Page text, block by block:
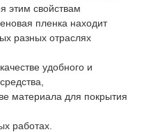
этим свойствам
пленка находит
разных отраслях
удобного и
материала для покрытия
работах.